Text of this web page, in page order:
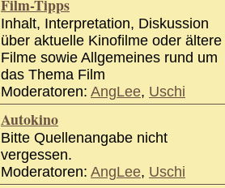
Film-Tipps
Inhalt, Interpretation, Diskussion
über aktuelle Kinofilme oder ältere
Filme sowie Allgemeines rund um
das Thema Film
Moderatoren: AngLee, Uschi
Autokino
Bitte Quellenangabe nicht
vergessen.
Moderatoren: AngLee, Uschi